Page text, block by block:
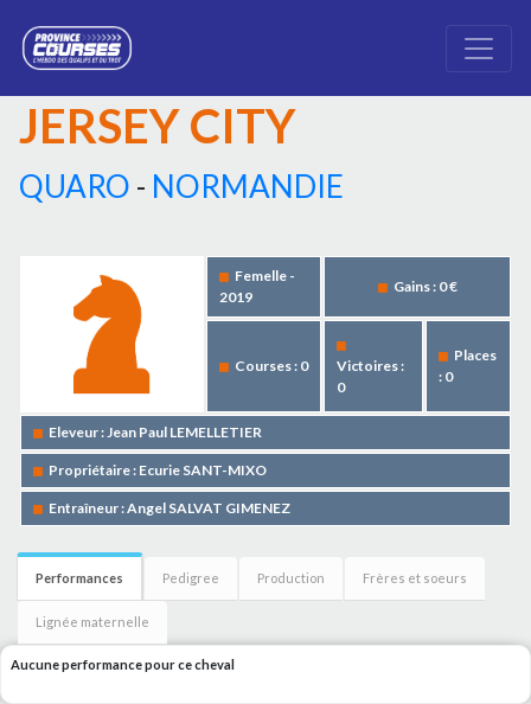
JERSEY CITY
QUARO - NORMANDIE
Femelle -
2019
Gains : 0 €
Courses : 0
Victoires :
0
Places
: 0
Eleveur : Jean Paul LEMELLETIER
Propriétaire : Ecurie SANT-MIXO
Entraîneur : Angel SALVAT GIMENEZ
Performances Pedigree Production Frères et soeurs
Lignée maternelle
Aucune performance pour ce cheval